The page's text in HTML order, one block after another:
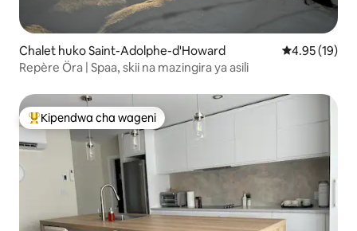
Chalet huko Saint-Adolphe-d'Howard Ukadiriaji wa
4.95 (19)
Repère Öra | Spaa, skii na mazingira ya asili
Kipendwa maarufu cha wageni
Kipendwa cha wageni